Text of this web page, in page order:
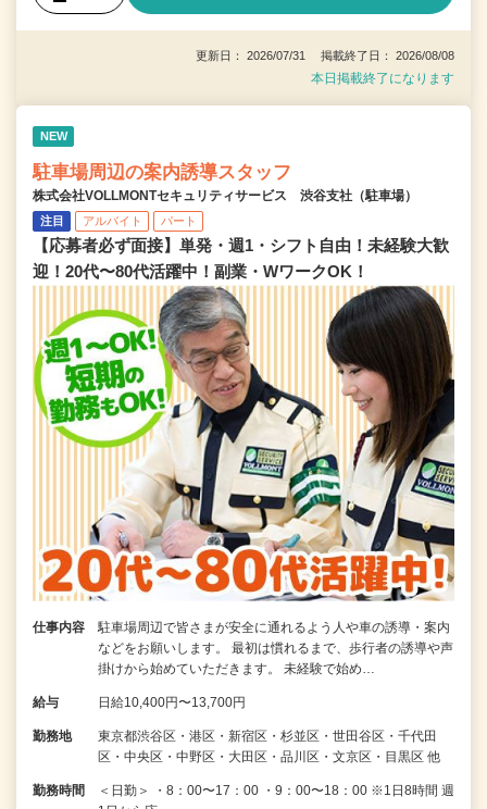
更新日： 2026/07/31 掲載終了日： 2026/08/08
本日掲載終了になります
NEW
駐車場周辺の案内誘導スタッフ
株式会社VOLLMONTセキュリティサービス 渋谷支社（駐車場）
注目 アルバイト パート
【応募者必ず面接】単発・週1・シフト自由！未経験大歓
迎！20代〜80代活躍中！副業・WワークOK！
仕事内容
駐車場周辺で皆さまが安全に通れるよう人や車の誘導・案内
などをお願いします。 最初は慣れるまで、歩行者の誘導や声
掛けから始めていただきます。 未経験で始め…
給与 日給10,400円〜13,700円
勤務地
東京都渋谷区・港区・新宿区・杉並区・世田谷区・千代田
区・中央区・中野区・大田区・品川区・文京区・目黒区 他
勤務時間
＜日勤＞ ・8：00〜17：00 ・9：00〜18：00 ※1日8時間 週